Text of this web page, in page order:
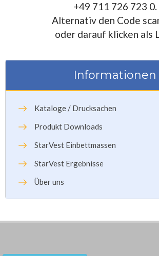
+49 711 726 723 0.
Alternativ den Code
oder darauf klicken als
Informationen
Kataloge / Drucksachen
Produkt Downloads
StarVest Einbettmassen
StarVest Ergebnisse
Über uns